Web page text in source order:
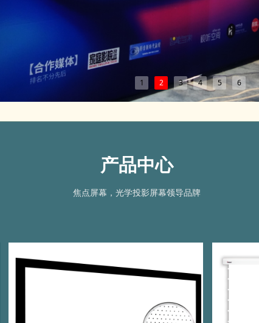
产品中心
焦点屏幕，光学投影屏幕领导品牌
1
2 3 4 5 6